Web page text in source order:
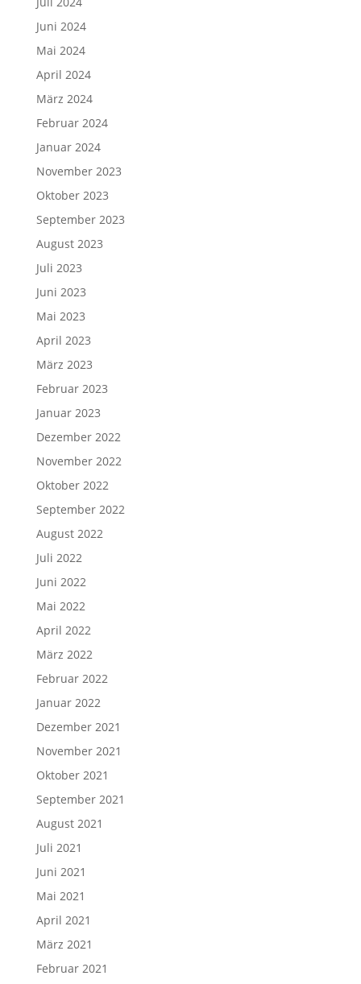
Juni 2024
Mai 2024
April 2024
März 2024
Februar 2024
Januar 2024
November 2023
Oktober 2023
September 2023
August 2023
Juli 2023
Juni 2023
Mai 2023
April 2023
März 2023
Februar 2023
Januar 2023
Dezember 2022
November 2022
Oktober 2022
September 2022
August 2022
Juli 2022
Juni 2022
Mai 2022
April 2022
März 2022
Februar 2022
Januar 2022
Dezember 2021
November 2021
Oktober 2021
September 2021
August 2021
Juli 2021
Juni 2021
Mai 2021
April 2021
März 2021
Februar 2021